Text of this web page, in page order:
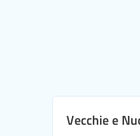
Vecchie e